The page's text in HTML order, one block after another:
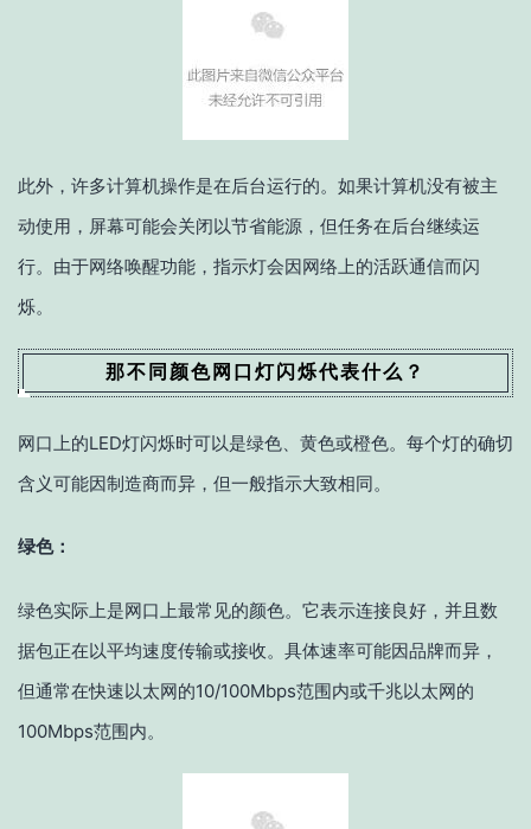
此外，许多计算机操作是在后台运行的。如果计算机没有被主
动使用，屏幕可能会关闭以节省能源，但任务在后台继续运
行。由于网络唤醒功能，指示灯会因网络上的活跃通信而闪
烁。
那不同颜色网口灯闪烁代表什么？
网口上的LED灯闪烁时可以是绿色、黄色或橙色。每个灯的确切
含义可能因制造商而异，但一般指示大致相同。
绿色：
绿色实际上是网口上最常见的颜色。它表示连接良好，并且数
据包正在以平均速度传输或接收。具体速率可能因品牌而异，
但通常在快速以太网的10/100Mbps范围内或千兆以太网的
100Mbps范围内。